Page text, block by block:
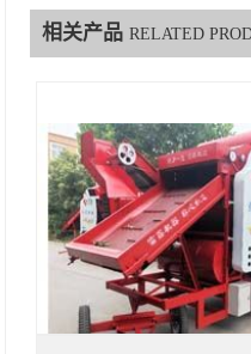
相关产品 RELATED